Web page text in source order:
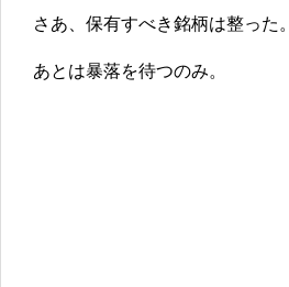
さあ、保有すべき銘柄は整った。
あとは暴落を待つのみ。